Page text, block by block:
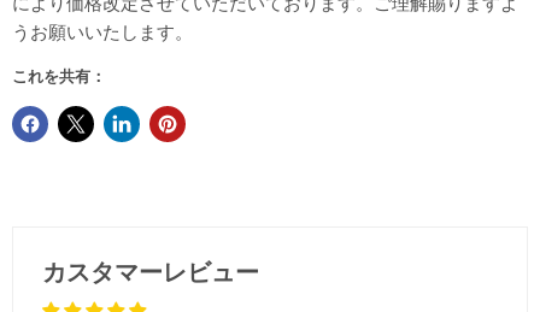
うお願いいたします。
これを共有：
カスタマーレビュー